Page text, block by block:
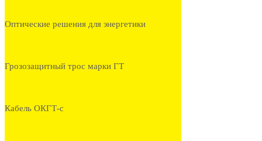
Оптические решения для энергетики
Грозозащитный трос марки ГТ
Кабель ОКГТ-с